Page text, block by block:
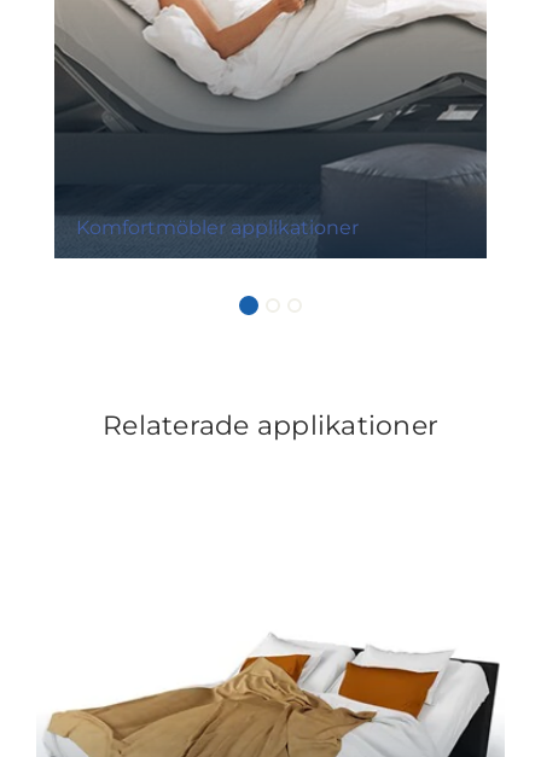
Komfortmöbler applikationer
Relaterade applikationer